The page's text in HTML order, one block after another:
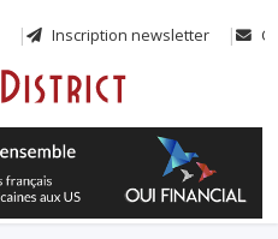
Inscription newsletter